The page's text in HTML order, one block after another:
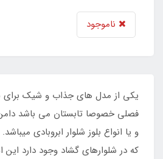
ناموجود
یکی از مدل های جذاب و شیک برای
فصلی خصوصا تابستان می باشد دامن
و یا انواع بلوز شلوار ابروبادی
که در شلوارهای گشاد وجود دارد این